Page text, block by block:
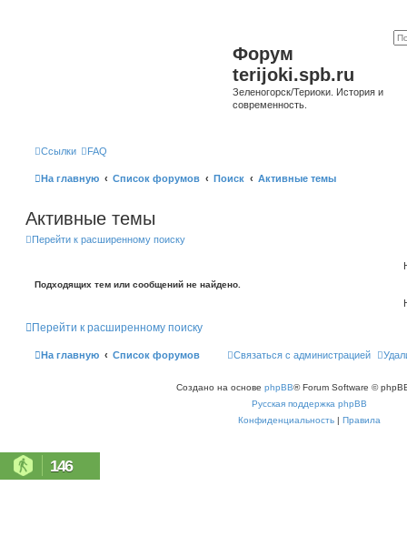
Форум
terijoki.spb.ru
Зеленогорск/Териоки. История и
современность.
Ссылки FAQ
На главную Список форумов Поиск Активные темы
Активные темы
Перейти к расширенному поиску
Подходящих тем или сообщений не найдено.
Перейти к расширенному поиску
На главную Список форумов Связаться с администрацией
Создано на основе phpBB® Forum Software ©
Русская поддержка phpBB
Конфиденциальность | Правила
146